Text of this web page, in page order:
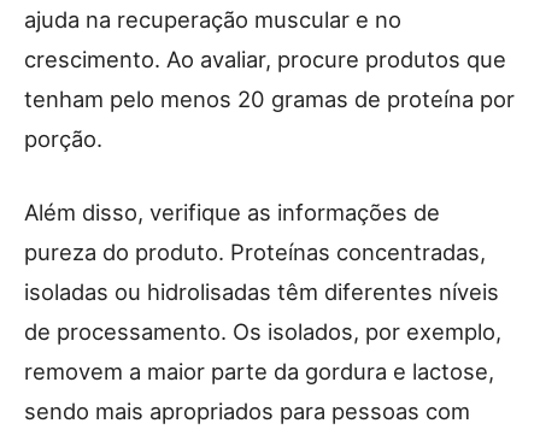
ajuda na recuperação muscular e no
crescimento. Ao avaliar, procure produtos que
tenham pelo menos 20 gramas de proteína por
porção.
Além disso, verifique as informações de
pureza do produto. Proteínas concentradas,
isoladas ou hidrolisadas têm diferentes níveis
de processamento. Os isolados, por exemplo,
removem a maior parte da gordura e lactose,
sendo mais apropriados para pessoas com